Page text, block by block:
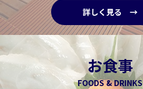
詳しく見る →
お食事
FOODS & DRINKS